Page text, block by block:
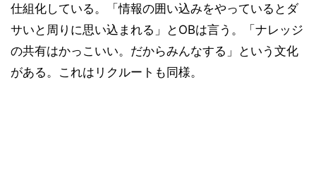
仕組化している。「情報の囲い込みをやっているとダ
サいと周りに思い込まれる」とOBは言う。「ナレッジ
の共有はかっこいい。だからみんなする」という文化
がある。これはリクルートも同様。